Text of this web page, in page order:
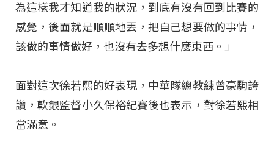
為這樣我才知道我的狀況，到底有沒有回到比賽的
感覺，後面就是順順地丟，把自己想要做的事情，
該做的事情做好，也沒有去多想什麼東西。」
面對這次徐若熙的好表現，中華隊總教練曾豪駒誇
讚，軟銀監督小久保裕紀賽後也表示，對徐若熙相
當滿意。